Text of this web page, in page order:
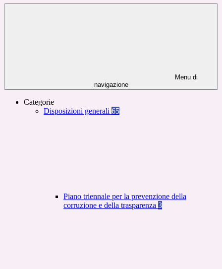
Menu di
navigazione
Categorie
Disposizioni generali 65
Piano triennale per la prevenzione della
corruzione e della trasparenza 3